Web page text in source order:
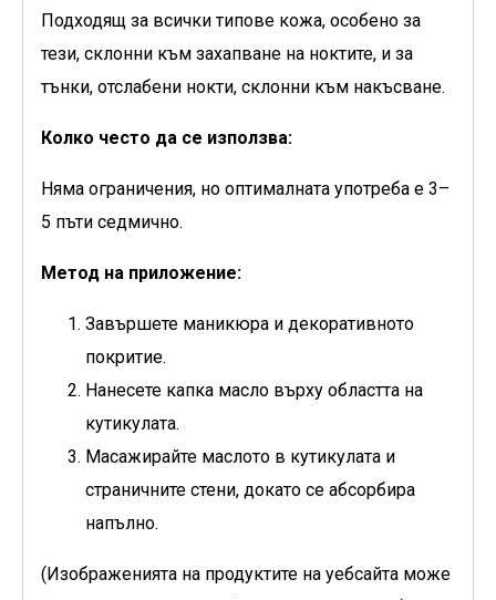
Подходящ за всички типове кожа, особено за
тези, склонни към захапване на ноктите, и за
тънки, отслабени нокти, склонни към накъсване.
Колко често да се използва:
Няма ограничения, но оптималната употреба е 3–
5 пъти седмично.
Метод на приложение:
Завършете маникюра и декоративното
покритие.
Нанесете капка масло върху областта на
кутикулата.
Масажирайте маслото в кутикулата и
страничните стени, докато се абсорбира
напълно.
(Изображенията на продуктите на уебсайта може